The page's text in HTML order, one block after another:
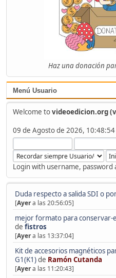
Haz una donación
Menú Usuario
Welcome tovideoedicion.org
09 de Agosto de 2026, 10:48:54
Login with username, password
Duda respecto a salida SDI o
[Ayera las 20:56:05]
mejor formato para conservar-
de fistros
[Ayera las 13:37:04]
Kit de accesorios magnéticos
G1(K1)de Ramón Cutanda
[Ayera las 11:20:43]